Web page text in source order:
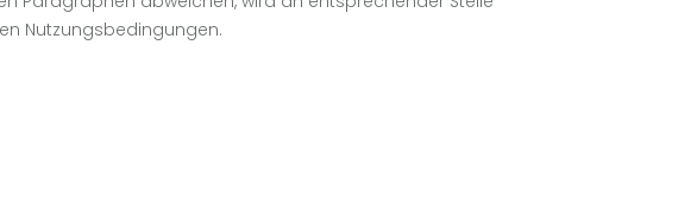
Nutzungsbedingungen.